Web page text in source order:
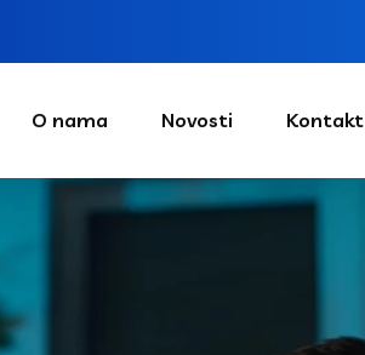
O nama Novosti Kontakt